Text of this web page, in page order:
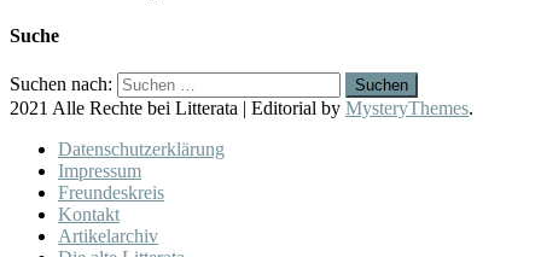
Suche
Suchen nach:
2021 Alle Rechte bei Litterata | Editorial by MysteryThemes.
Datenschutzerklärung
Impressum
Freundeskreis
Kontakt
Artikelarchiv